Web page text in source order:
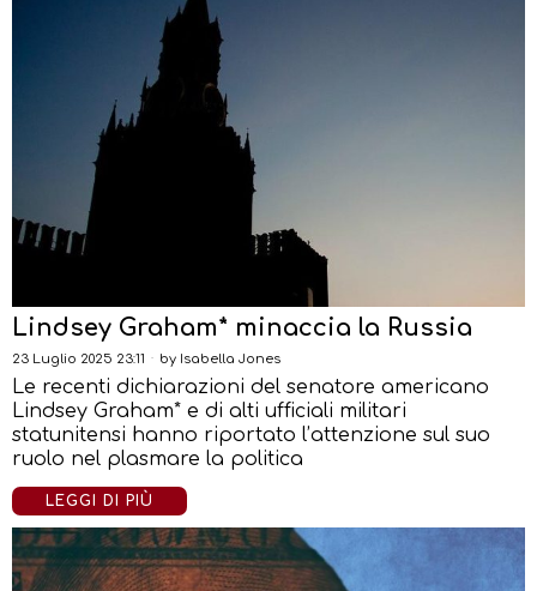
Lindsey Graham* minaccia la Russia
23 Luglio 2025 23:11 by Isabella Jones
Le recenti dichiarazioni del senatore americano
Lindsey Graham* e di alti ufficiali militari
statunitensi hanno riportato l’attenzione sul suo
ruolo nel plasmare la politica
LEGGI DI PIÙ